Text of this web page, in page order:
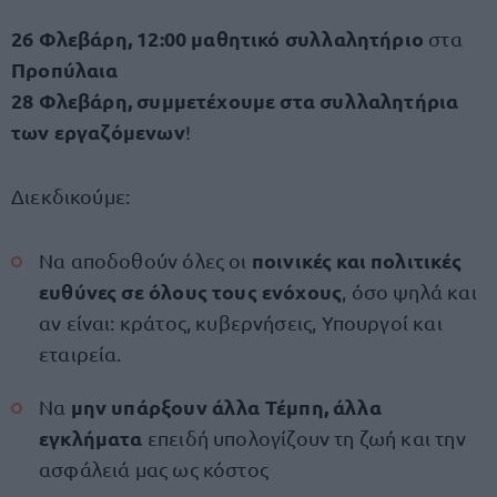
26 Φλεβάρη, 12:00 μαθητικό συλλαλητήριο στα
Προπύλαια
28 Φλεβάρη, συμμετέχουμε στα συλλαλητήρια
των εργαζόμενων!
Διεκδικούμε:
Να αποδοθούν όλες οι ποινικές και πολιτικές
ευθύνες σε όλους τους ενόχους , όσο ψηλά και
αν είναι: κράτος, κυβερνήσεις, Υπουργοί και
εταιρεία.
Να μην υπάρξουν άλλα Τέμπη, άλλα
εγκλήματα επειδή υπολογίζουν τη ζωή και την
ασφάλειά μας ως κόστος